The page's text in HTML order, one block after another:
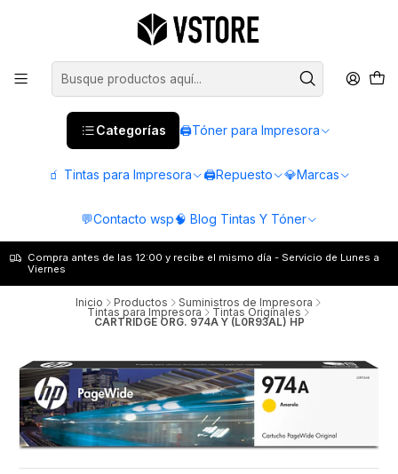
Categorías 🖨️Tóner para Impresora
🧃 Tintas para Impresora 🖨️Repuesto 💎Marcas
💬Contacto wsp🧠 Blog Tintas Y Tóner
Compra antes de las 12:00 y recibe el mismo día - Servicio de Lunes a
Viernes
Inicio Productos Suministros de Impresora
Tintas para Impresora Tintas Originales
CARTRIDGE ORG. 974A Y (L0R93AL) HP